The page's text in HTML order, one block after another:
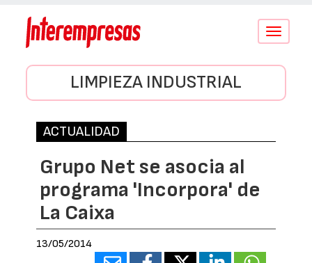
Conmutar
LIMPIEZA INDUSTRIAL
ACTUALIDAD
Grupo Net se asocia al
programa 'Incorpora' de
La Caixa
13/05/2014